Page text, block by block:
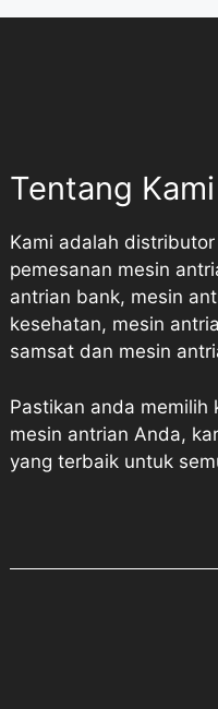
Tentang Kami
Kami adalah
pemesanan mesin
antrian bank, mesin
kesehatan, mesin
samsat dan mesin
Pastikan anda
mesin antrian Anda,
yang terbaik untuk